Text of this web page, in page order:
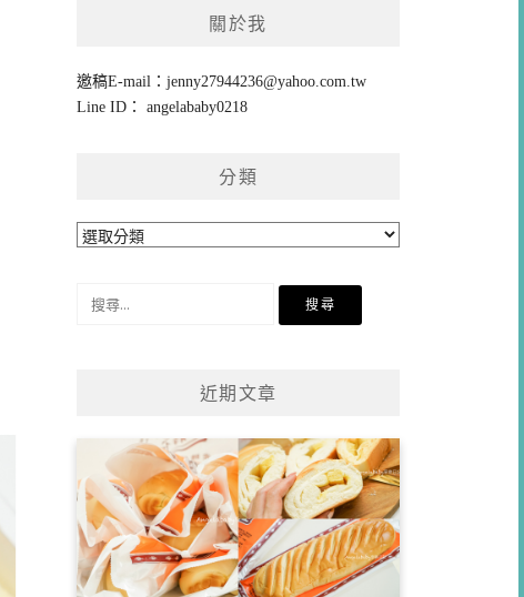
關於我
邀稿E-mail：jenny27944236@yahoo.com.tw
Line ID： angelababy0218
分類
分
近期文章